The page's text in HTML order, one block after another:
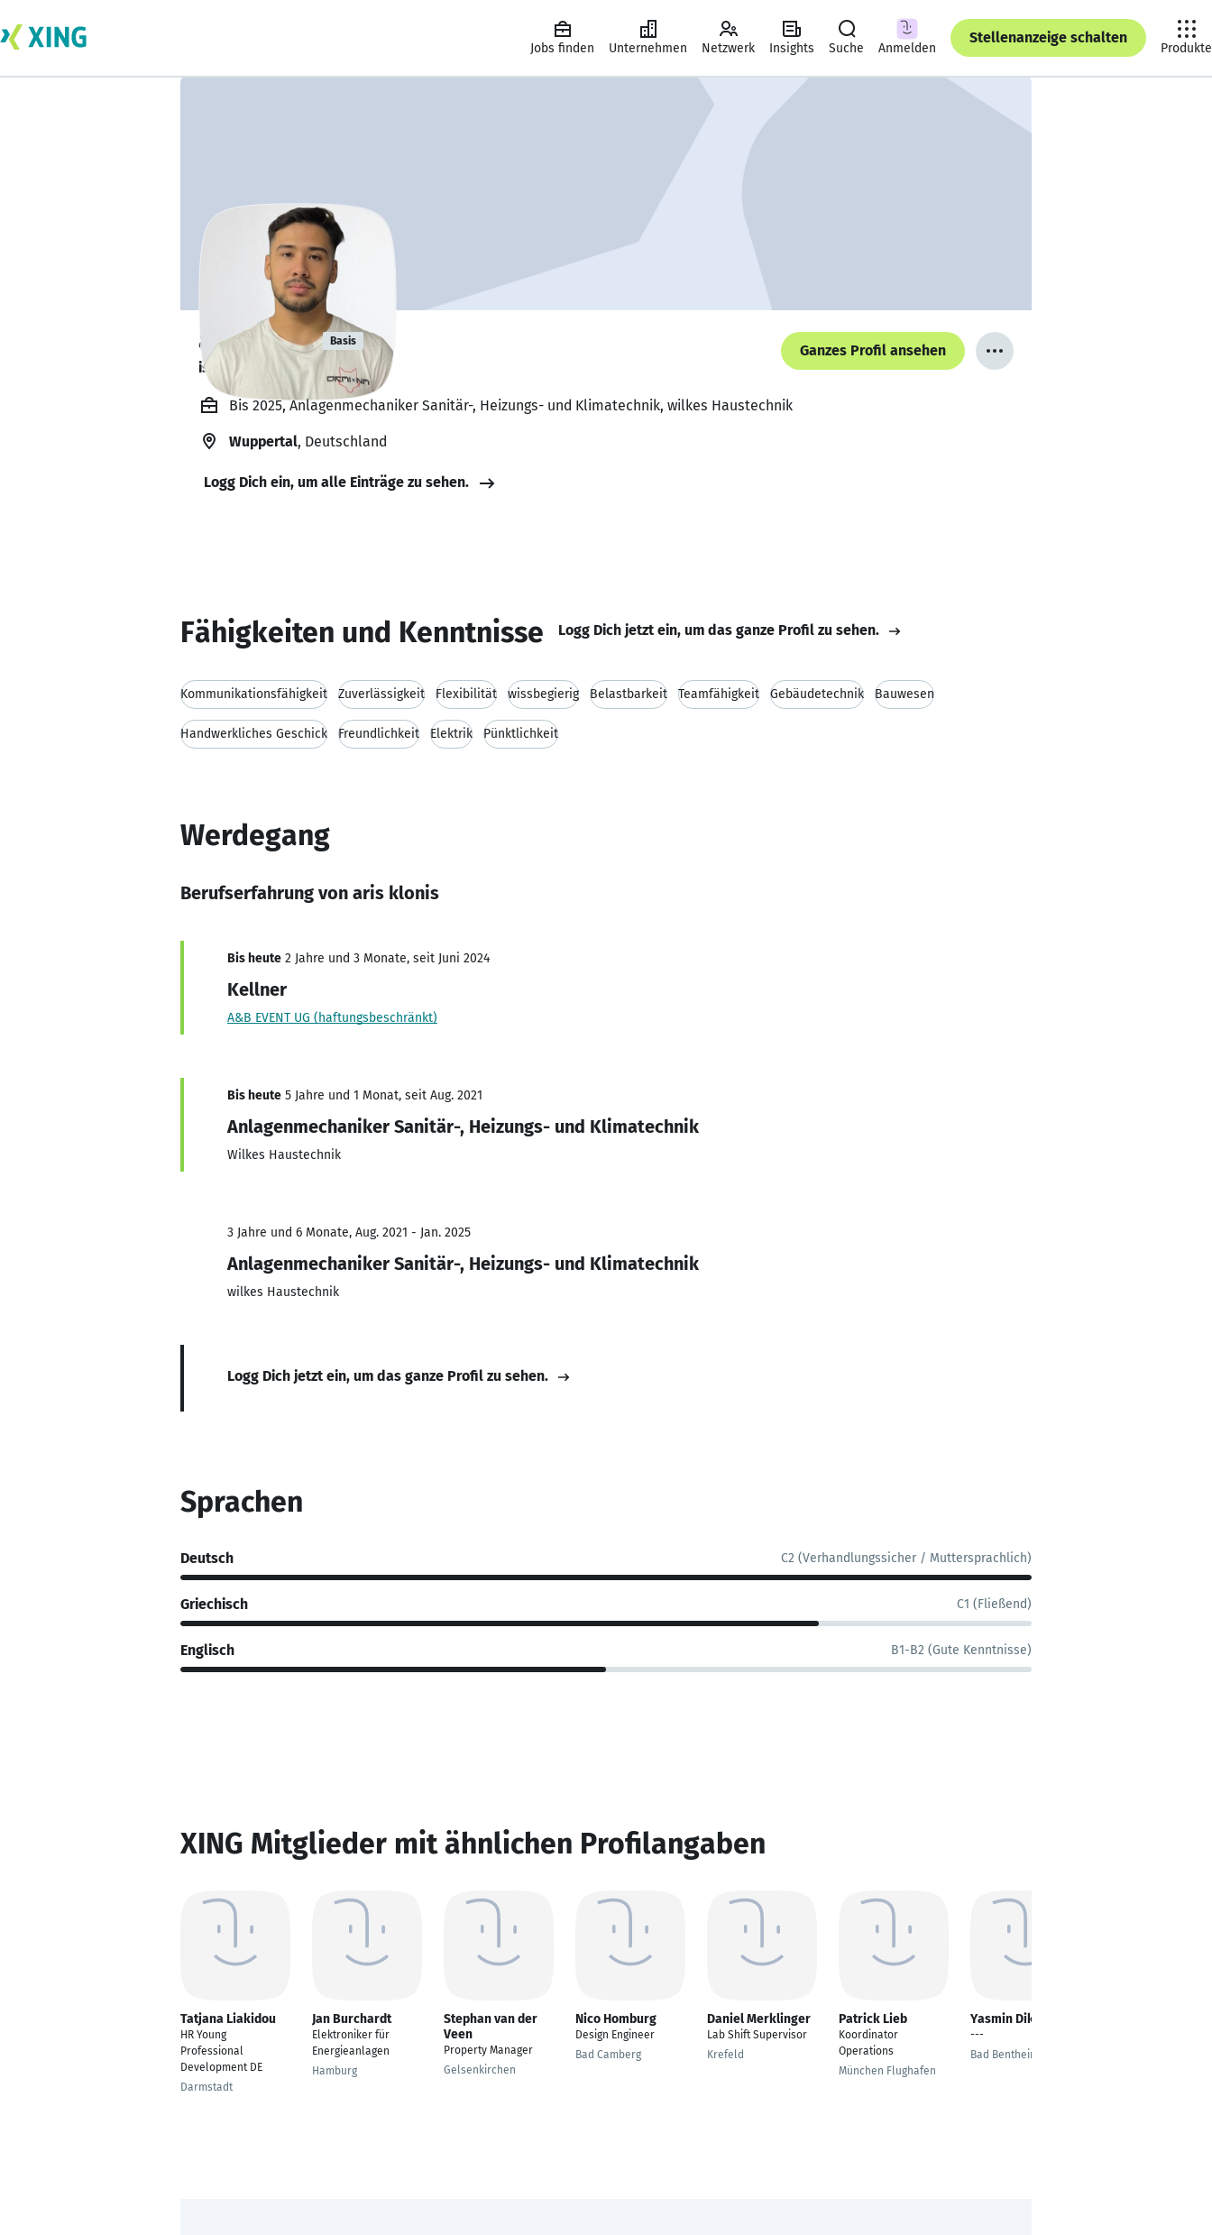
Jobs finden Unternehmen Netzwerk Insights Suche Anmelden
Stellenanzeige schalten
Produkte
aris klonis Basis
ist offen für Projekte. 🔎
Ganzes Profil ansehen
Bis 2025, Anlagenmechaniker Sanitär-, Heizungs- und Klimatechnik, wilkes Haustechnik
Wuppertal, Deutschland
Logg Dich ein, um alle Einträge zu sehen.
Fähigkeiten und Kenntnisse Logg Dich jetzt ein, um das ganze Profil zu sehen.
Kommunikationsfähigkeit Zuverlässigkeit Flexibilität wissbegierig Belastbarkeit Teamfähigkeit Gebäudetechnik Bauwesen
Handwerkliches Geschick Freundlichkeit Elektrik Pünktlichkeit
Werdegang
Berufserfahrung von aris klonis
Bis heute 2 Jahre und 3 Monate, seit Juni 2024
Kellner
A&B EVENT UG (haftungsbeschränkt)
Bis heute 5 Jahre und 1 Monat, seit Aug. 2021
Anlagenmechaniker Sanitär-, Heizungs- und Klimatechnik
Wilkes Haustechnik
3 Jahre und 6 Monate, Aug. 2021 - Jan. 2025
Anlagenmechaniker Sanitär-, Heizungs- und Klimatechnik
wilkes Haustechnik
Logg Dich jetzt ein, um das ganze Profil zu sehen.
Sprachen
Deutsch C2 (Verhandlungssicher / Muttersprachlich)
Griechisch C1 (Fließend)
Englisch B1-B2 (Gute Kenntnisse)
XING Mitglieder mit ähnlichen Profilangaben
Tatjana Liakidou
HR Young
Professional
Development DE
Darmstadt
Jan Burchardt
Elektroniker für
Energieanlagen
Hamburg
Stephan van der
Veen
Property Manager
Gelsenkirchen
Nico Homburg
Design Engineer
Bad Camberg
Daniel Merklinger
Lab Shift Supervisor
Krefeld
Patrick Lieb
Koordinator
Operations
München Flughafen
Yasmin Diken
---
Bad Bentheim